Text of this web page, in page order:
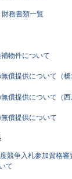
務書類一覧
物件について
償提供について（橋
償提供について（西
償提供について
競争入札参加資格
て